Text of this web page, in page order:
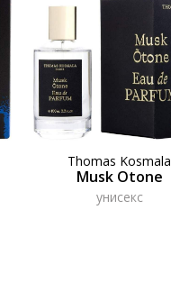
Thomas Kosmala
Musk Otone
унисекс